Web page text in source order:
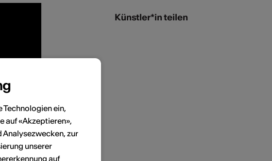
et
Künstler*in teilen
Technologien ein,
auf «Akzeptieren»,
Analysezwecken, zur
unserer
auf